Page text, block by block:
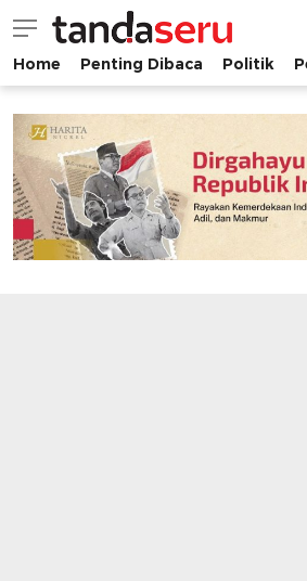
tandaseru.com | Penting Dibaca
tandaseru.com
Home Penting Dibaca Politik